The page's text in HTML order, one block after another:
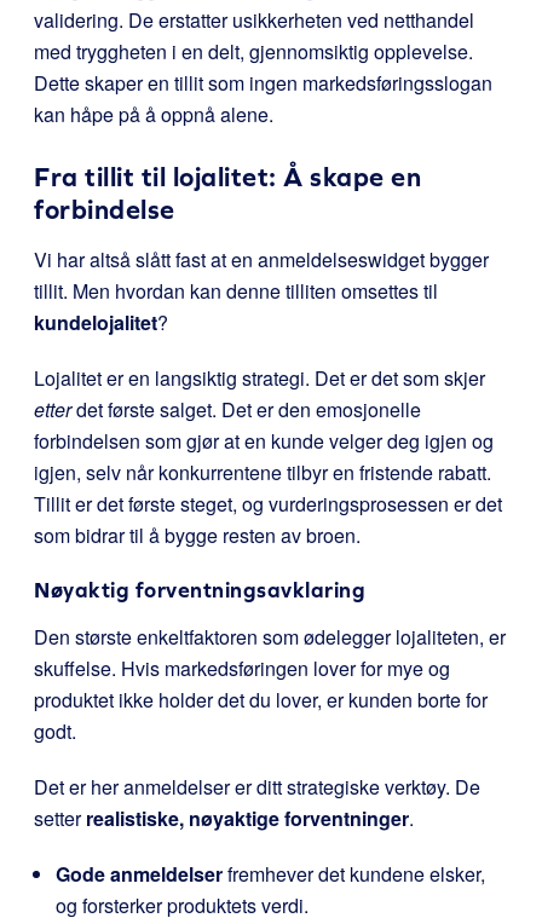
validering. De erstatter usikkerheten ved netthandel
med tryggheten i en delt, gjennomsiktig opplevelse.
Dette skaper en tillit som ingen markedsføringsslogan
kan håpe på å oppnå alene.
Fra tillit til lojalitet: Å skape en
forbindelse
Vi har altså slått fast at en anmeldelseswidget bygger
tillit. Men hvordan kan denne tilliten omsettes til
kundelojalitet?
Lojalitet er en langsiktig strategi. Det er det som skjer
etterdet første salget. Det er den emosjonelle
forbindelsen som gjør at en kunde velger deg igjen og
igjen, selv når konkurrentene tilbyr en fristende rabatt.
Tillit er det første steget, og vurderingsprosessen er det
som bidrar til å bygge resten av broen.
Nøyaktig forventningsavklaring
Den største enkeltfaktoren som ødelegger lojaliteten, er
skuffelse. Hvis markedsføringen lover for mye og
produktet ikke holder det du lover, er kunden borte for
godt.
Det er her anmeldelser er ditt strategiske verktøy. De
setterrealistiske, nøyaktige forventninger.
Gode anmeldelserfremhever det kundene elsker,
og forsterker produktets verdi.